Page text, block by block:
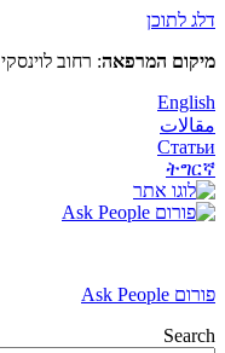
דלג לתוכן
מיקום המרפאה: רחוב לוינסקי 108, בתוך התחנה המרכזית החדשה, בקומה 5 (מעל קווי דן 4,5)
English
مقالات
Статьи
ትግርኛ
פורום Ask People
Search